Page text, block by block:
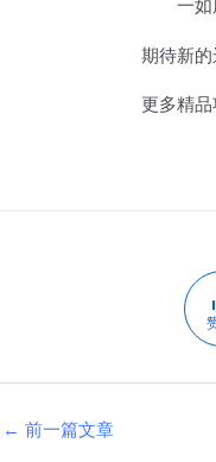
一如
期待新的
更多精品
← 前一篇文章